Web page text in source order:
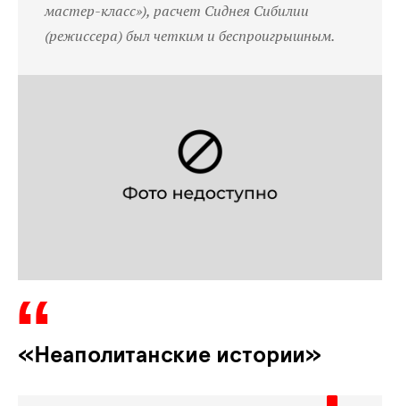
мастер-класс»), расчет Сиднея Сибилии
(режиссера) был четким и беспроигрышным.
«Неаполитанские истории»